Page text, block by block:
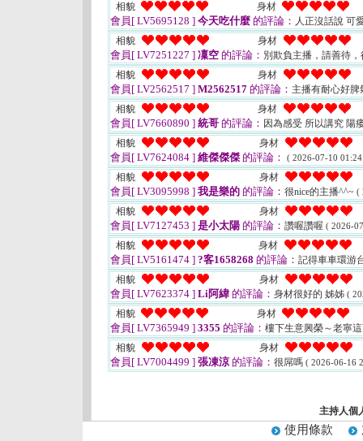
相貌
身材
會員[ LV5695128 ] 今天吃什麼 的評論： 人正沒話說 可
相貌
身材
會員[ LV7251227 ] 凜空 的評論： 別欺負主播，請善待
相貌
身材
會員[ LV2562517 ] M2562517 的評論： 主播有耐心好
相貌
身材
會員[ LV7660890 ] 統哥 的評論： 因為感受 所以講究 陽
相貌
身材
會員[ LV7624084 ] 維傑傑傑 的評論： ( 2026-07-10
相貌 身材
會員[ LV3095998 ] 我是樂的 的評論： 很nice的主播^^~ (
相貌 身材
會員[ LV7127453 ] 是小太陽 的評論： 讚喔讚喔 ( 2026-
相貌 身材
會員[ LV5161474 ] ?客1658268 的評論： 記得車車環游
相貌
身材
會員[ LV7623374 ] Li阿緯的評論： 身材很好的 姊姊 (
相貌 身材
會員[ LV7365949 ] 3355 的評論： 樓下生意興榮～老寧
相貌
身材
會員[ LV7004499 ] 張凍涼 的評論： 很屌嗎 ( 2026-06-16
主持人個
使用條款